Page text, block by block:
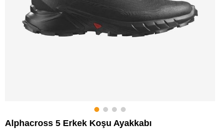
Alphacross 5 Erkek Koşu Ayakkabı